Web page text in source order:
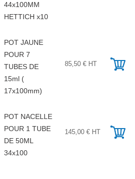
44x100MM
HETTICH x10
POT JAUNE
POUR 7
TUBES DE
15ml (
17x100mm)
85,50 € HT
POT NACELLE
POUR 1 TUBE
DE 50ML
34x100
145,00 € HT